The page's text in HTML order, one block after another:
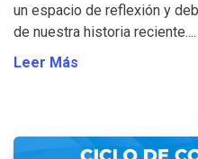
un espacio de reflexión y
de nuestra historia reciente....
Leer Más